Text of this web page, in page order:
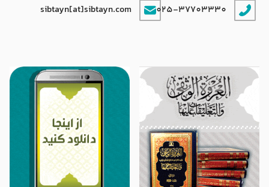
025-37703330
sibtayn[at]sibtayn.com